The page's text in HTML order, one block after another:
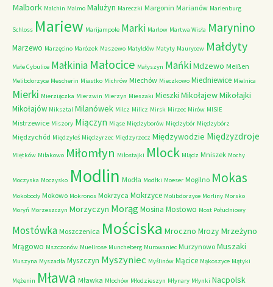
Malbork Malchin Malmo Malużyn Mareczki Margonin Marianów Marienburg
Schloss Mariew Marijampole Marki Marlow Martwa Wisła Marynino
Marzewo Marzęcino Marózek Maszewo Matyldów Matyty Maurycew Małdyty
Małe Cybulice Małkinia Małocice Małyszyn MańkiMdzewo Meißen
Melibdorzyce Mescherin Miastko Michrów Miechów Mieczkowo Miedniewice Mielnica
Mierki Mierziączka Mierzwin Mierzyn Mieszaki Mieszki MikołajewMikołajki
Mikołajów Miksztal Milanówek Milcz Milicz Mirsk Mirzec Mirów MISIE
Mistrzewice Miszory Miączyn Miąse Międzyborów Międzybór Międzybórz
Międzychód Międzyleś Międzyrzec Międzyrzecz Międzywodzie Międzyzdroje
Miętków Miłakowo Miłomłyn Miłostajki Mlock Mlądz Mniszek Mochy
Moczyska Moczysko Modlin Modła Modłki Moeser Mogilno Mokas
Mokobody Mokowo Mokronos Mokrzyca Mokrzyce Molibdorzyce Morliny Morsko
Moryń Morzeszczyn Morzyczyn MorągMosina Mostowo Most Południowy
Mostówka Moszczenica Mościska Mroczno Mrozy Mrzeżyno
Mrągowo Mszczonów Muellrose Muncheberg Murowaniec Murzynowo Muszaki
Muszyna Myszadła Myszczyn Myszyniec Myślinów Mącice Mąkoszyce Mątyki
Mężenin Mława Mławka Młochów Młodzieszyn Młynary Młynki Nacpolsk